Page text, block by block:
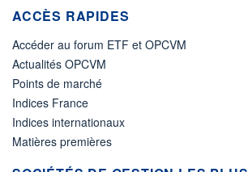
12M / 31.07.26
RISQUE DU FONDS (SRI)
3/7
ACCÈS RAPIDES
Accéder au forum ETF et OPCVM
Actualités OPCVM
Points de marché
Indices France
Indices internationaux
Matières premières